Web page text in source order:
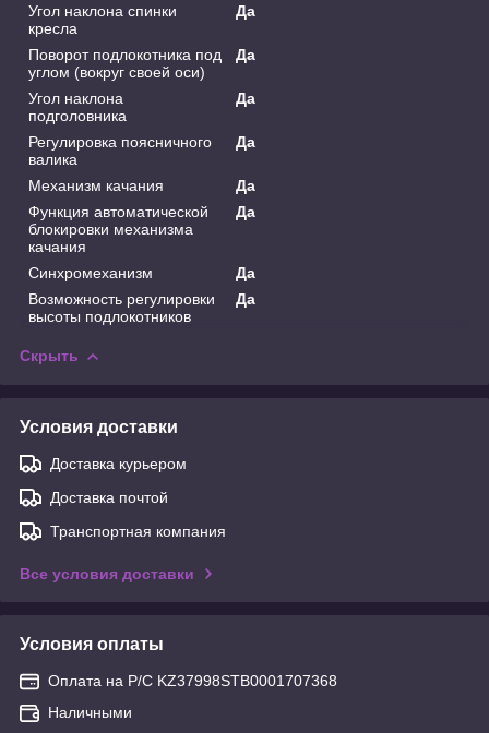
Угол наклона спинки
кресла
Да
Поворот подлокотника под
углом (вокруг своей оси)
Да
Угол наклона
подголовника
Да
Регулировка поясничного
валика
Да
Механизм качания
Да
Функция автоматической
блокировки механизма
качания
Да
Синхромеханизм
Да
Возможность регулировки
высоты подлокотников
Да
Скрыть
Условия доставки
Доставка курьером
Доставка почтой
Транспортная компания
Все условия доставки
Условия оплаты
Оплата на Р/С KZ37998STB0001707368
Наличными